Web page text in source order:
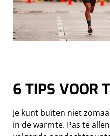
6 TIPS VOOR
Je kunt buiten niet
in de warmte. Pas te